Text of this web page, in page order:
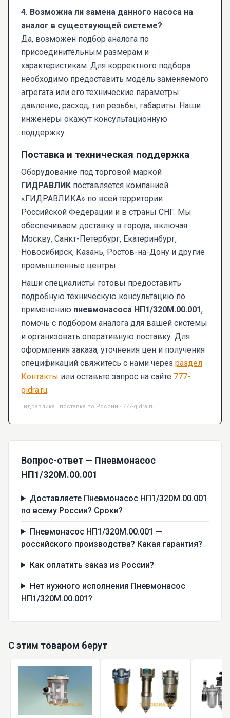
4. Возможна ли замена данного насоса на
аналог в существующей системе?
Да, возможен подбор аналога по
присоединительным размерам и
характеристикам. Для корректного подбора
необходимо предоставить модель заменяемого
агрегата или его технические параметры:
давление, расход, тип резьбы, габариты. Наши
инженеры окажут консультационную
поддержку.
Поставка и техническая поддержка
Оборудование под торговой маркой
ГИДРАВЛИК поставляется компанией
«ГИДРАВЛИКА» по всей территории
Российской Федерации и в страны СНГ. Мы
обеспечиваем доставку в города, включая
Москву, Санкт-Петербург, Екатеринбург,
Новосибирск, Казань, Ростов-на-Дону и другие
промышленные центры.
Наши специалисты готовы предоставить
подробную техническую консультацию по
применению пневмонасоса НП1/320М.00.001,
помочь с подбором аналога для вашей системы
и организовать оперативную поставку. Для
оформления заказа, уточнения цен и получения
спецификаций свяжитесь с нами через раздел
Контакты или оставьте запрос на сайте 777-
gidra.ru.
Гидравлика · поставка по России · 777-gidra.ru
Вопрос-ответ — Пневмонасос
НП1/320М.00.001
Доставляете Пневмонасос НП1/320М.00.001
по всему России? Сроки?
Пневмонасос НП1/320М.00.001 —
российского производства? Какая гарантия?
Как оплатить заказ из России?
Нет нужного исполнения Пневмонасос
НП1/320М.00.001?
С этим товаром берут